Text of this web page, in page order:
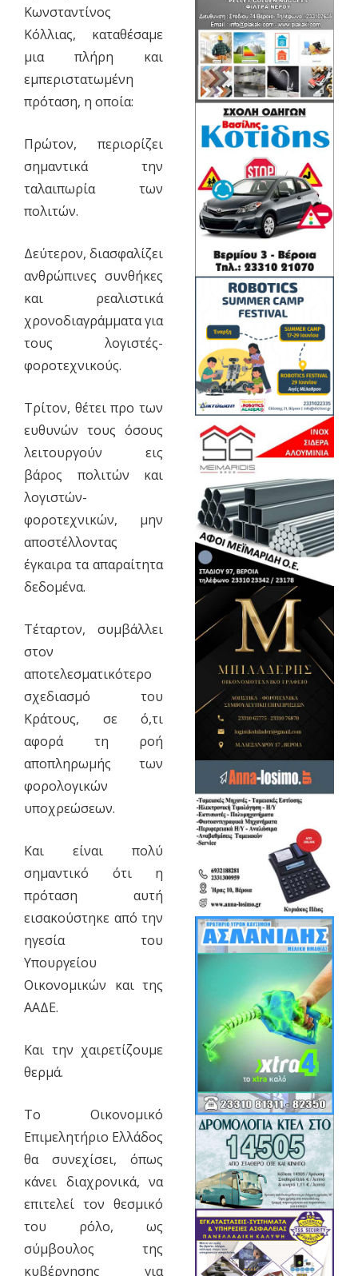
Κωνσταντίνος
Κόλλιας, καταθέσαμε
μια πλήρη και
εμπεριστατωμένη
πρόταση, η οποία:
Πρώτον, περιορίζει
σημαντικά την
ταλαιπωρία των
πολιτών.
Δεύτερον, διασφαλίζει
ανθρώπινες συνθήκες
και ρεαλιστικά
χρονοδιαγράμματα για
τους λογιστές-
φοροτεχνικούς.
Τρίτον, θέτει προ των
ευθυνών τους όσους
λειτουργούν εις
βάρος πολιτών και
λογιστών-
φοροτεχνικών, μην
αποστέλλοντας
έγκαιρα τα απαραίτητα
δεδομένα.
Τέταρτον, συμβάλλει
στον
αποτελεσματικότερο
σχεδιασμό του
Κράτους, σε ό,τι
αφορά τη ροή
αποπληρωμής των
φορολογικών
υποχρεώσεων.
Και είναι πολύ
σημαντικό ότι η
πρόταση αυτή
εισακούστηκε από την
ηγεσία του
Υπουργείου
Οικονομικών και της
ΑΑΔΕ.
Και την χαιρετίζουμε
θερμά.
Το Οικονομικό
Επιμελητήριο Ελλάδος
θα συνεχίσει, όπως
κάνει διαχρονικά, να
επιτελεί τον θεσμικό
του ρόλο, ως
σύμβουλος της
κυβέρνησης για